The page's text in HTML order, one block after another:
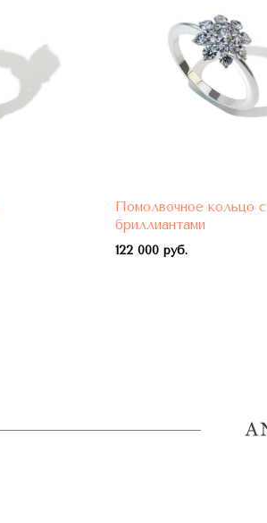
Помолвочное кольцо с
бриллиантами
122 000 руб.